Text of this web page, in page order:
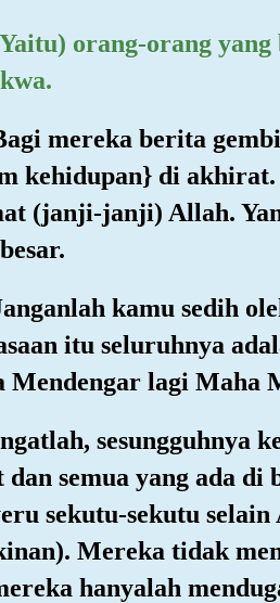
orang-orang
mereka berita
kehidupan} di
(janji-janji) Allah.
kamu sedih
itu seluruhnya
Mendengar lagi Maha
sesungguhnya
dan semua yang ada di
sekutu-sekutu
Mereka tidak
hanyalah